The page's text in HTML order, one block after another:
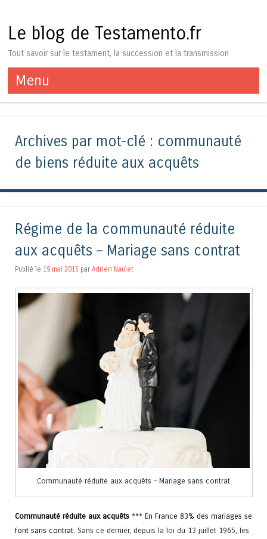
Le blog de Testamento.fr
Tout savoir sur le testament, la succession et la transmission
Menu
Aller au contenu
Archives par mot-clé : communauté
de biens réduite aux acquêts
Régime de la communauté réduite
aux acquêts – Mariage sans contrat
Publié le 19 mai 2015 par Adrien Naulet
Communauté réduite aux acquêts – Mariage sans contrat
Communauté réduite aux acquêts *** En France 83% des mariages se
font sans contrat. Sans ce dernier, depuis la loi du 13 juillet 1965, les